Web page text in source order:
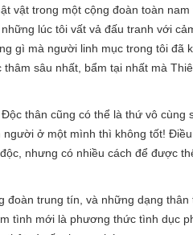
vật trong một cộng đoàn toàn
lúc tôi vất vả đấu tranh với
gì mà người linh mục trong tôi đã
sâu nhất, bẩm tại nhất mà
thân cũng có thể là thứ vô cùng
ở một mình thì không tốt!
nhưng có nhiều cách để được
trung tín, và những dạng thân
tình mới là phương thức tình dục